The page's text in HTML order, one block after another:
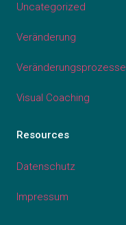
Uncategorized
Veränderung
Veränderungsprozesse
Visual Coaching
Resources
Datenschutz
Impressum